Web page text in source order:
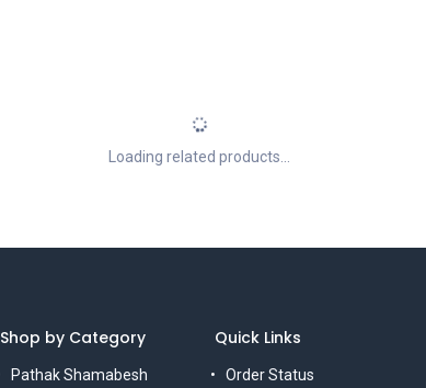
Loading related products...
Shop by Category
Pathak Shamabesh
Quick Links
Order Status